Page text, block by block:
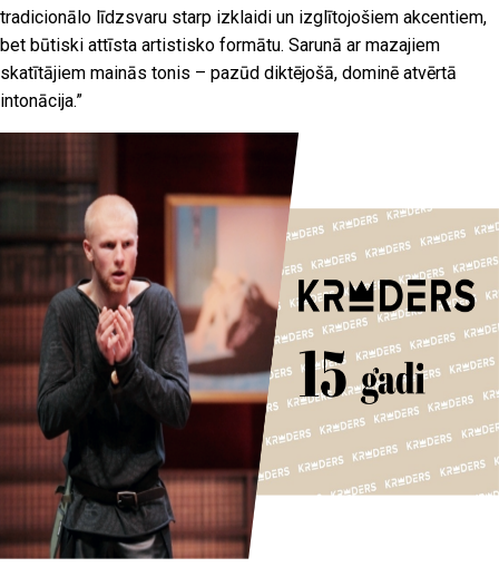
tradicionālo līdzsvaru starp izklaidi un izglītojošiem akcentiem,
bet būtiski attīsta artistisko formātu. Sarunā ar mazajiem
skatītājiem mainās tonis – pazūd diktējošā, dominē atvērtā
intonācija.”